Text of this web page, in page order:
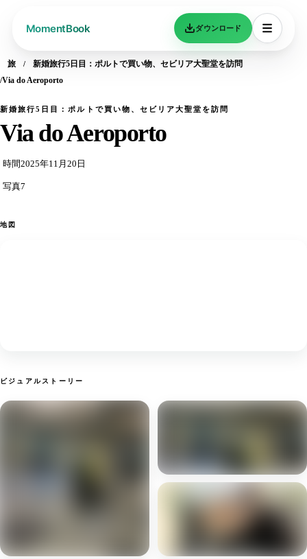
ダウンロード
旅
新婚旅行5日目：ポルトで買い物、セビリア大聖堂を訪問
Via do Aeroporto
新婚旅行5日目：ポルトで買い物、セビリア大聖堂を訪問
Via do Aeroporto
時間2025年11月20日
写真7
地図
ビジュアルストーリー